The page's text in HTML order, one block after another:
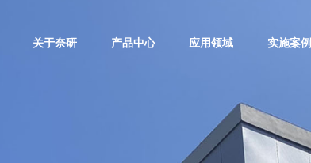
关于奈研 产品中心 应用领域 实施案例